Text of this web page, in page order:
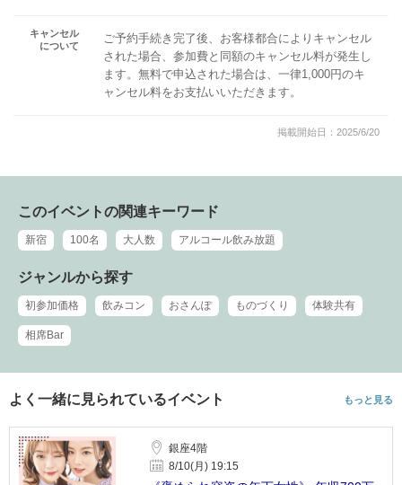
キャンセル
について
ご予約手続き完了後、お客様都合によりキャンセル
された場合、参加費と同額のキャンセル料が発生し
ます。無料で申込された場合は、一律1,000円のキ
ャンセル料をお支払いいただきます。
掲載開始日：2025/6/20
このイベントの関連キーワード
新宿 100名 大人数 アルコール飲み放題
ジャンルから探す
初参加価格 飲みコン おさんぽ ものづくり 体験共有
相席Bar
よく一緒に見られているイベント もっと見る
銀座4階
8/10(月) 19:15